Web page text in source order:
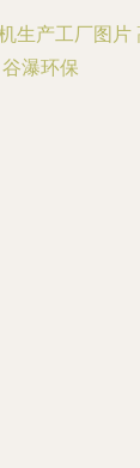
生产工厂图片
瀑环保